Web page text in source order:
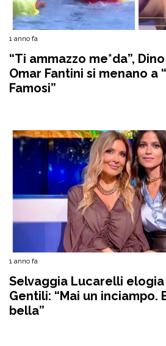
1 anno fa
“Ti ammazzo me*da”,
Omar Fantini si menano a
Famosi”
1 anno fa
Selvaggia Lucarelli
Gentili: “Mai un inciampo.
bella”